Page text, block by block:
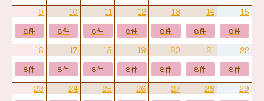
9
8件
10
8件
11
8件
12
8件
13
8件
14
8件
15
8件
16
8件
17
8件
18
8件
19
8件
20
8件
21
8件
22
8件
23 24 25 26 27 28 29